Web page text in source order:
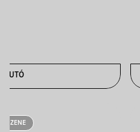
PLUTÓ
ZENE